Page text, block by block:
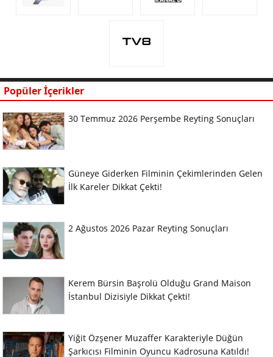
Popüler İçerikler
30 Temmuz 2026 Perşembe Reyting Sonuçları
Güneye Giderken Filminin Çekimlerinden Gelen
İlk Kareler Dikkat Çekti!
2 Ağustos 2026 Pazar Reyting Sonuçları
Kerem Bürsin Başrolü Olduğu Grand Maison
İstanbul Dizisiyle Dikkat Çekti!
Yiğit Özşener Muzaffer Karakteriyle Düğün
Şarkıcısı Filminin Oyuncu Kadrosuna Katıldı!